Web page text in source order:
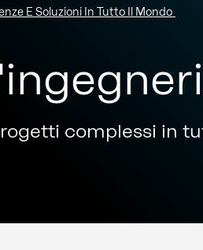
E Soluzioni In Tutto Il Mondo
complessi in